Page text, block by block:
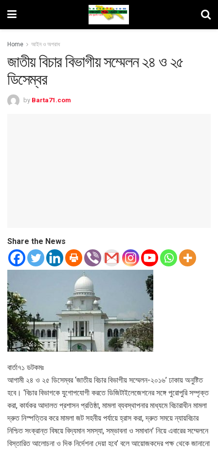
Home আইন ও অপরাধ
জাতীয় বিচার বিভাগীয় সম্মেলন ২৪ ও ২৫
ডিসেম্বর
by Barta71.com
Share the News
বার্তা৭১ ডটকমঃ
আগামী ২৪ ও ২৫ ডিসেম্বর ‘জাতীয় বিচার বিভাগীয় সম্মেলন-২০১৬’ ঢাকায় অনুষ্টিত
হবে। ‘বিচার বিভাগকে যুগোপযোগী করতে ডিজিটাইলেজেশনের সঙ্গে পুরোপুরি সম্পৃক্ত
করা, কার্যকর আদালত প্রশাসন প্রতিষ্ঠা, মামলা ব্যবস্থাপনার মাধ্যমে বিচারাধীন মামলা
দ্রুত নিস্পত্তির করে মামলা জট সহনীয় পর্যায়ে হ্রাস করা, দ্রুত সময়ে ন্যায়বিচার
নিশ্চিত সংক্রান্ত বিষয়ে বিদ্যমান সমস্যা, সম্ভাবনা ও সমাধান’ নিয়ে এবারের সম্মেলনে
বিস্তারিত আলোচনা ও দিক নির্দেশনা দেয়া হবে’ বলে আয়োজকদের পক্ষ থেকে জানানো